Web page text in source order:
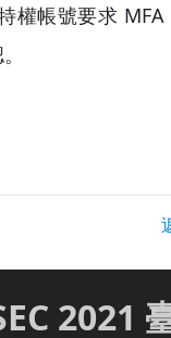
權帳號要求 MFA
2021